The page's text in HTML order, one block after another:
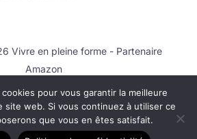
Vivre en pleine forme - Partenaire
Amazon
Contact
Mentions légales
de confidentialité
pour vous garantir la meilleure
site web. Si vous continuez à utiliser ce
que vous en êtes satisfait.